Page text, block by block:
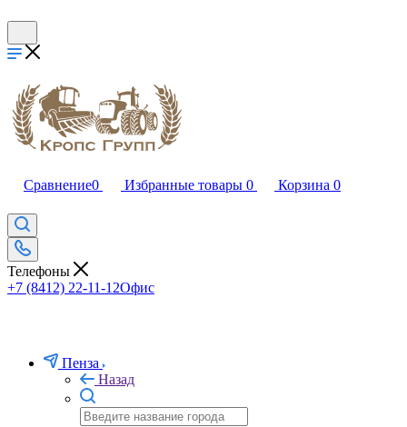
Сравнение0 Избранные товары 0 Корзина 0
Телефоны
+7 (8412) 22-11-12Офис
Пенза
Назад